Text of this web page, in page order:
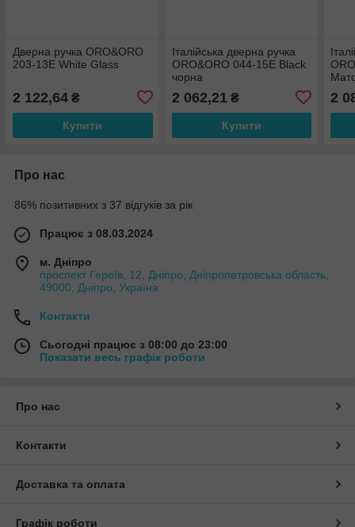
Дверна ручка ORO&ORO
203-13E White Glass
2 122,64 ₴
Купити
Італійська дверна ручка
ORO&ORO 044-15E Black
чорна
2 062,21₴
Купити
2
Про нас
86% позитивних з 37 відгуків за рік
Працює з 08.03.2024
м. Дніпро
проспект Героїв, 12, Дніпро, Дніпропетровська область,
49000, Дніпро, Україна
Контакти
Сьогодні працює з 08:00 до 23:00
Показати весь графік роботи
Про нас
Контакти
Доставка та оплата
Графік роботи